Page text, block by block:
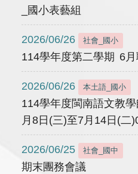
_國小表藝組
2026/06/26 社會_國小
114學年度第二學期 6
2026/06/26 本土語_國小
114學年度閩南語文教
月8日(三)至7月14日(二
2026/06/25 社會_國中
期末團務會議